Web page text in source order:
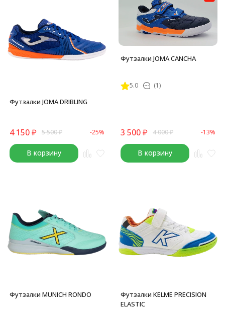
Футзалки JOMA DRIBLING
4 150₽ 5 500₽ -25%
В корзину
Футзалки JOMA CANCHA
5.0 (1)
3 500₽ 4 000₽ -13%
В корзину
Футзалки MUNICH RONDO
Футзалки KELME PRECISION
ELASTIC